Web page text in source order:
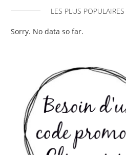
LES PLUS POPULAIRES
Sorry. No data so far.